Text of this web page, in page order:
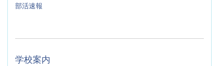
部活速報
学校案内